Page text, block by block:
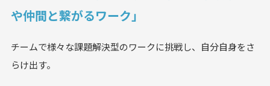
や仲間と繋がるワーク」
チームで様々な課題解決型のワークに挑戦し、自分自身をさ
らけ出す。